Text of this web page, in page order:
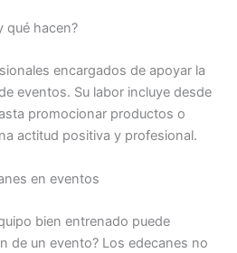
qué hacen?
encargados de apoyar la
eventos. Su labor incluye desde
promocionar productos o
actitud positiva y profesional.
en eventos
bien entrenado puede
de un evento? Los edecanes no